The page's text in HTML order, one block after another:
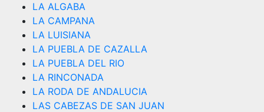
LA ALGABA
LA CAMPANA
LA LUISIANA
LA PUEBLA DE CAZALLA
LA PUEBLA DEL RIO
LA RINCONADA
LA RODA DE ANDALUCIA
LAS CABEZAS DE SAN JUAN